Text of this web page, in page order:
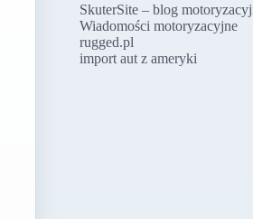
SkuterSite – blog
Wiadomości motoryzacyjne
rugged.pl
import aut z ameryki